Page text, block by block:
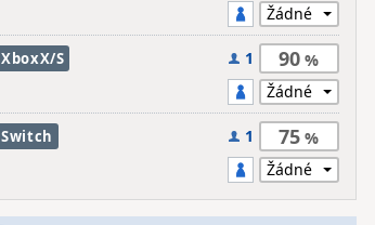
XboxX/S 1 90
Switch 1 75